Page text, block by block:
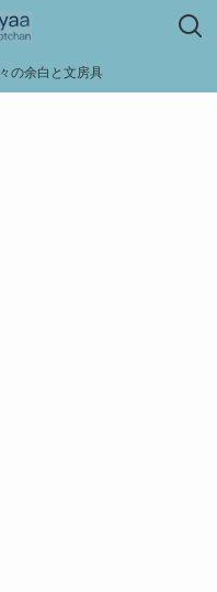
の余白と文房具